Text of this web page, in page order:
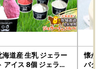
海道産 生乳 ジェラー
アイス 8個 ジェラー
懐か
バタ